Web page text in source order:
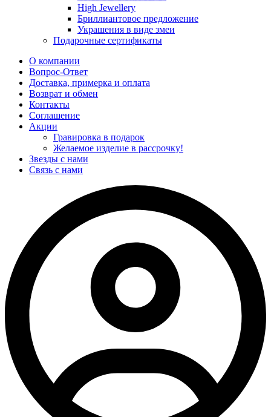
High Jewellery
Бриллиантовое предложение
Украшения в виде змеи
Подарочные сертификаты
О компании
Вопрос-Ответ
Доставка, примерка и оплата
Возврат и обмен
Контакты
Соглашение
Акции
Гравировка в подарок
Желаемое изделие в рассрочку!
Звезды с нами
Связь с нами